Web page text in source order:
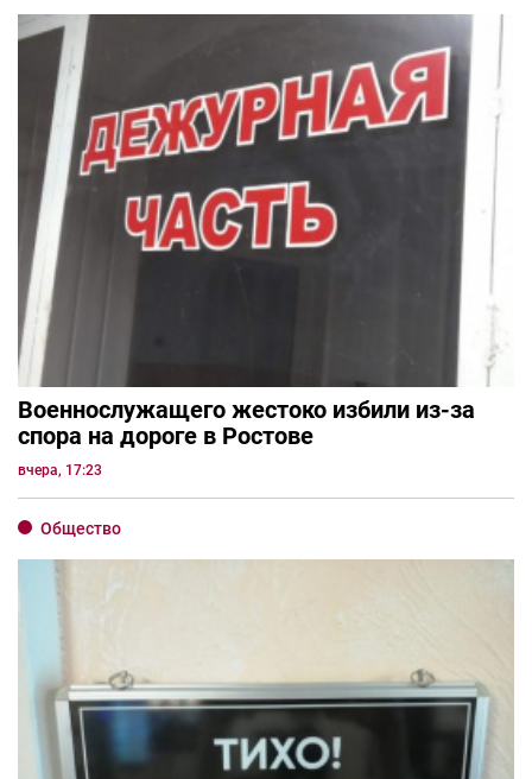
Военнослужащего жестоко избили из-за
спора на дороге в Ростове
вчера, 17:23
Общество